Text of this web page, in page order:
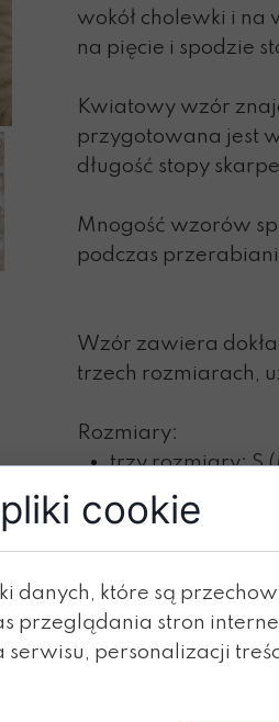
wokół cholewki i na
na pięcie i spodzie
Kwiatowy wzór
przygotowana jest
długość stopy
Mnogość wzorów
podczas
Wzór zawiera
trzech rozmiarach,
Rozmiary:
trzy rozmiary: S
pasuje na
rozmiar buta ok:
dostosować
Próbka ściegu:
32 o. x 34 okr. = 10
żakardowym, w
Jeśli Twoja próbka
cookie
danych, które są
przeglądania stron
personalizacji